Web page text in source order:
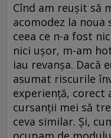
Cînd am reuşit să
acomodez la noua
ceea ce n-a fost
nici uşor, m-am
iau revanşa. Dacă
asumat riscurile
experienţă, corect
cursanţii mei să
ceva similar. Şi,